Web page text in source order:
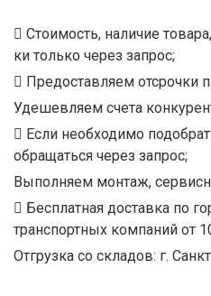
Стоимость, наличие
ки только через запрос;
Предоставляем отсрочки
Удешевляем счета
Если необходимо
обращаться через запрос;
Выполняем монтаж,
Бесплатная доставка по
транспортных компаний от
Отгрузка со складов: г.